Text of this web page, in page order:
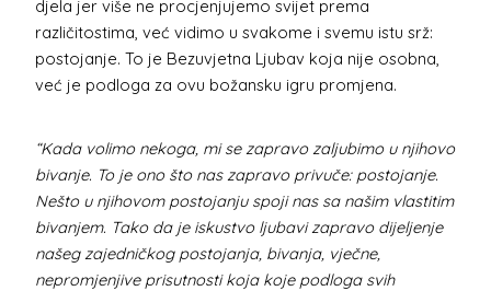
djela jer više ne procjenjujemo svijet prema
različitostima, već vidimo u svakome i svemu istu srž:
postojanje. To je Bezuvjetna Ljubav koja nije osobna,
već je podloga za ovu božansku igru promjena.
“Kada volimo nekoga, mi se zapravo zaljubimo u njihovo
bivanje. To je ono što nas zapravo privuče: postojanje.
Nešto u njihovom postojanju spoji nas sa našim vlastitim
bivanjem. Tako da je iskustvo ljubavi zapravo dijeljenje
našeg zajedničkog postojanja, bivanja, vječne,
nepromjenjive prisutnosti koja koje podloga svih